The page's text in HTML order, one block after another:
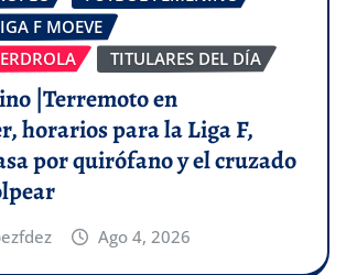
F MOEVE
TITULARES DEL DÍA
|Terremoto en
horarios para la Liga F,
por quirófano y el cruzado
Ago 4, 2026